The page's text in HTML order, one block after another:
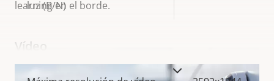
learning en el borde.
luz (B/N)
Vídeo